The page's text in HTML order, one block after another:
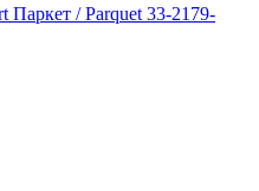
Паркет / Parquet 33-2179-